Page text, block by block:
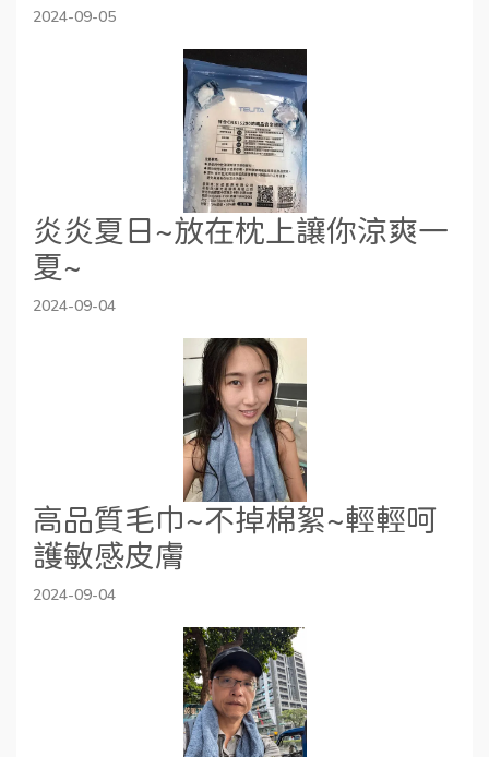
2024-09-05
炎炎夏日~放在枕上讓你涼爽一
夏~
2024-09-04
高品質毛巾~不掉棉絮~輕輕呵
護敏感皮膚
2024-09-04